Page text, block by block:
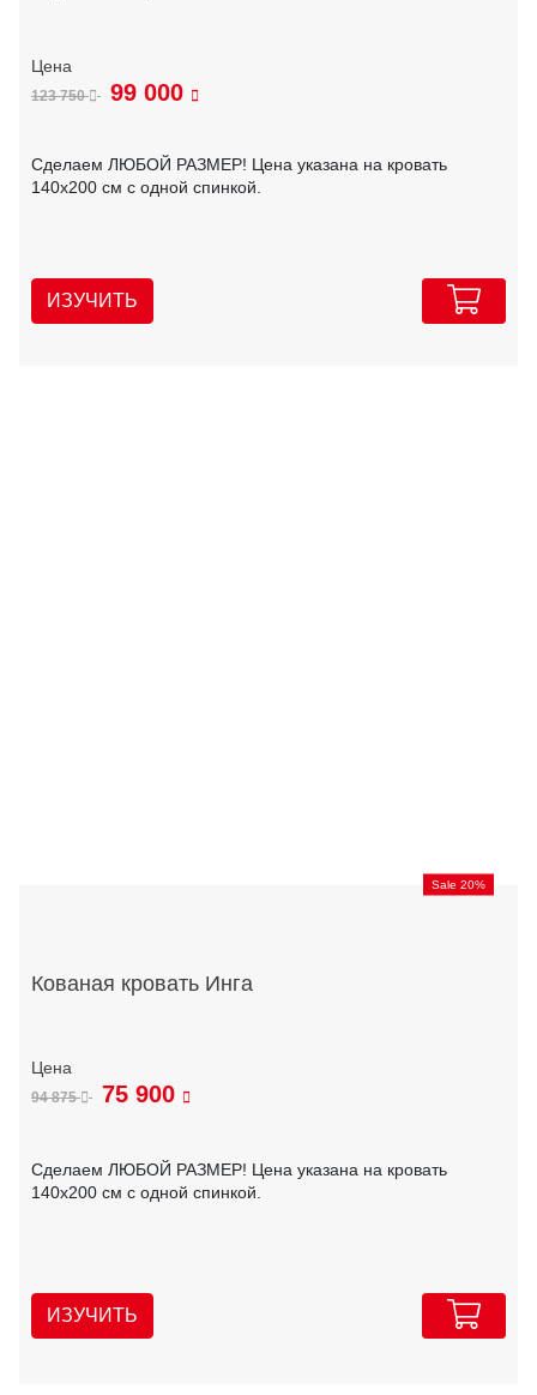
123 750 99 000
Сделаем ЛЮБОЙ РАЗМЕР! Цена указана на кровать
140х200 см с одной спинкой.
ИЗУЧИТЬ
Sale 20%
Кованая кровать Инга
94 875 75 900
Сделаем ЛЮБОЙ РАЗМЕР! Цена указана на кровать
140х200 см с одной спинкой.
ИЗУЧИТЬ